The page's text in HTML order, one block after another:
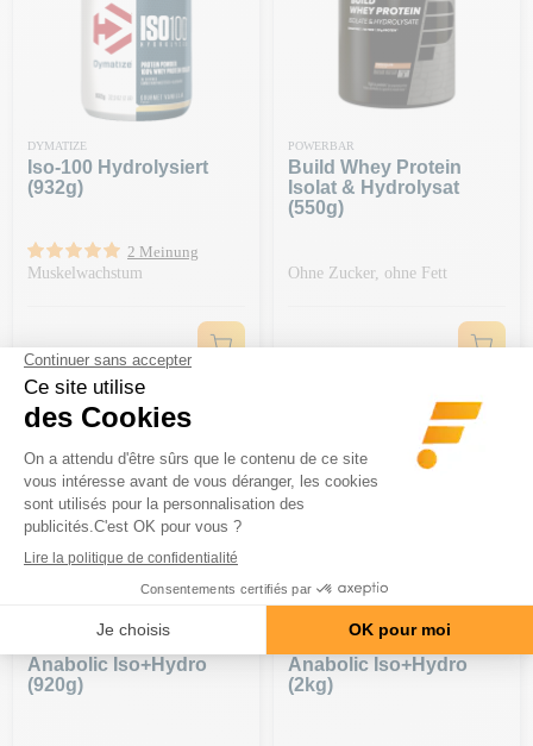
DYMATIZE
Iso-100 Hydrolysiert
(932g)
2 Meinung
Muskelwachstum
Preis
59,99 €
POWERBAR
Build Whey Protein
Isolat & Hydrolysat
(550g)
Ohne Zucker, ohne Fett
Preis
-20 € AB 150 € | CODE: BA20
Anabolic Iso+hydro
(920g)
-20 € AB 150 € | CODE: BA20
SCITEC NUTRITION
Anabolic Iso+hydro
(2kg)